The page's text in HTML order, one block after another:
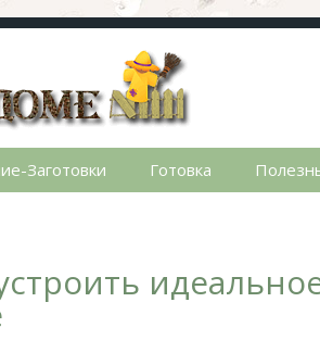
частном доме. Сад, огород, дела
Заготовки Готовка